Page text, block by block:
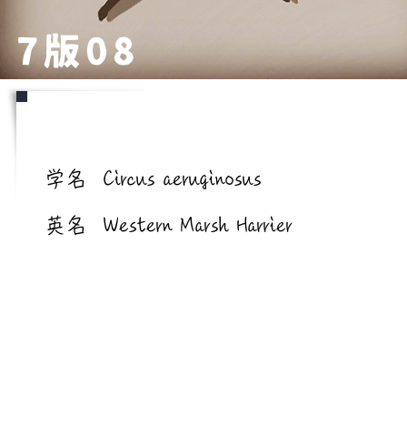
7版08
学名 Circus aeruginosus
英名 Western Marsh Harrier